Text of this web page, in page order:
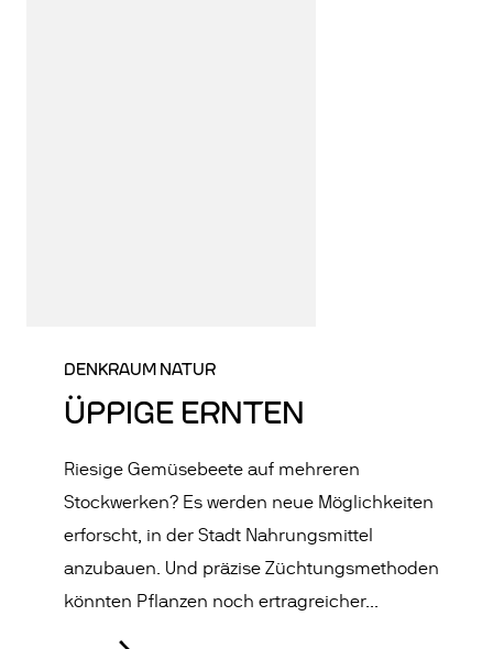
DENKRAUM NATUR
ÜPPIGE ERNTEN
Riesige Gemüsebeete auf mehreren
Stockwerken? Es werden neue Möglichkeiten
erforscht, in der Stadt Nahrungsmittel
anzubauen. Und präzise Züchtungsmethoden
könnten Pflanzen noch ertragreicher...